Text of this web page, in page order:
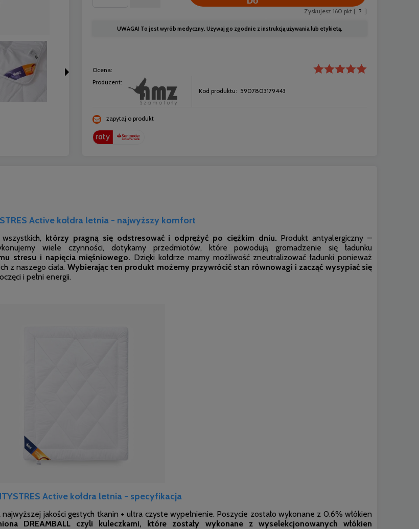
momentu, kiedy produkt pojawił się w
Zyskujesz 160 pkt [ ? ]
UWAGA! To jest wyrób medyczny. Używaj go zgodnie z instrukcją używania lub etykietą.
Ocena:
Producent:
Kod produktu: 5907803179443
zapytaj o produkt
Active kołdra letnia - najwyższy komfort
którzy pragną się odstresować i odprężyć po ciężkim dniu. Produkt antyalergiczny –
wiele czynności, dotykamy przedmiotów, które powodują gromadzenie się ładunku
stresu i napięcia mięśniowego. Dzięki kołdrze mamy możliwość zneutralizować ładunki ponieważ
z naszego ciała. Wybierając ten produkt możemy przywrócić stan równowagi i zacząć wysypiać się
i pełni energii.
Active kołdra letnia - specyfikacja
jakości gęstych tkanin + ultra czyste wypełnienie. Poszycie zostało wykonane z 0.6% włókien
DREAMBALL czyli kuleczkami, które zostały wykonane z wyselekcjonowanych włókien